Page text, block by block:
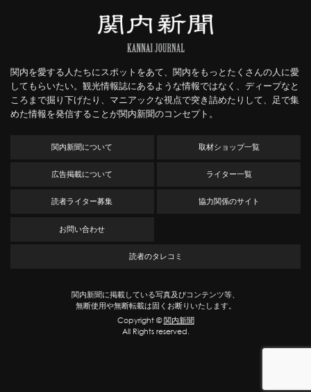
関内を愛する人たちにスポットをあて、関内をもっとたくさんの人に愛
してもらいたい。観光情報誌にあるような情報ではなく、ディープなと
ころまで掘り下げたり、マニアックな視点で突き詰めたりして、足で集
めた情報を発信することが関内新聞のコンセプト。
関内新聞について 取材ショップ一覧
広告掲載について ライター一覧
読者ライター募集 協力関係のサイト
お問い合わせ
読者のタレコミ
関内新聞に掲載している写真及びコンテンツ等、
無断使用や無断転載は固くお断りいたします。
Copyright ©関内新聞
All Rights reserved.